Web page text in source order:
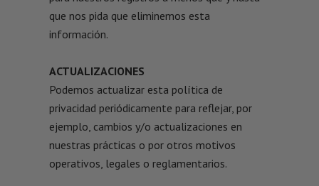
que nos pida que eliminemos esta
información.
ACTUALIZACIONES
Podemos actualizar esta política de
privacidad periódicamente para reflejar, por
ejemplo, cambios y/o actualizaciones en
nuestras prácticas o por otros motivos
operativos, legales o reglamentarios.